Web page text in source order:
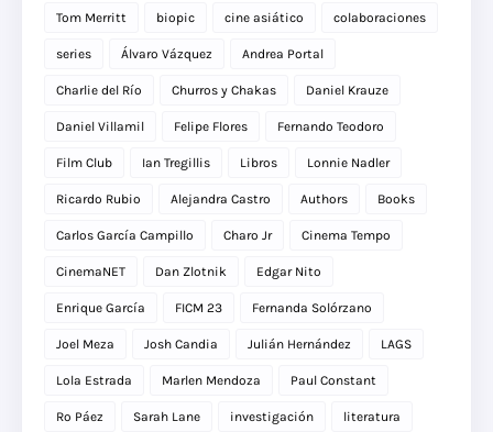
Tom Merritt biopic cine asiático colaboraciones
series Álvaro Vázquez Andrea Portal
Charlie del Río Churros y Chakas Daniel Krauze
Daniel Villamil Felipe Flores Fernando Teodoro
Film Club Ian Tregillis Libros Lonnie Nadler
Ricardo Rubio Alejandra Castro Authors Books
Carlos García Campillo Charo Jr Cinema Tempo
CinemaNET Dan Zlotnik Edgar Nito
Enrique García FICM 23 Fernanda Solórzano
Joel Meza Josh Candia Julián Hernández LAGS
Lola Estrada Marlen Mendoza Paul Constant
Ro Páez Sarah Lane investigación literatura